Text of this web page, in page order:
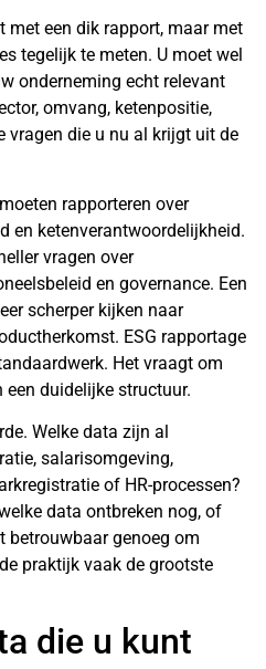
met een dik rapport, maar met
tegelijk te meten. U moet wel
onderneming echt relevant
omvang, ketenpositie,
vragen die u nu al krijgt uit de
rapporteren over
en ketenverantwoordelijkheid.
vragen over
en governance. Een
scherper kijken naar
ESG rapportage
Het vraagt om
duidelijke structuur.
Welke data zijn al
salarisomgeving,
of HR-processen?
data ontbreken nog, of
betrouwbaar genoeg om
praktijk vaak de grootste
die u kunt